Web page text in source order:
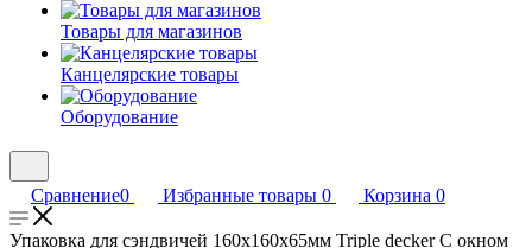
Товары для магазинов
Канцелярские товары
Оборудование
Сравнение0 Избранные товары 0 Корзина 0
Упаковка для сэндвичей 160х160х65мм Triple decker С окном